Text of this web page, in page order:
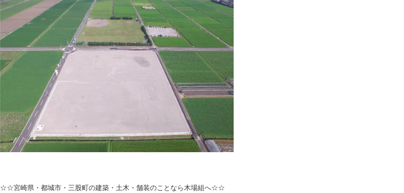
☆☆宮崎県・都城市・三股町の建築・土木・舗装のことなら木場組へ☆☆